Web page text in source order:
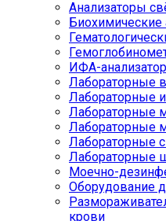
Анализаторы
Биохимические
ИФА-
Лабораторные
Лабораторные
Лабораторные
Лабораторные
Лабораторные
Лабораторные
Моечно-
Оборудование
крови